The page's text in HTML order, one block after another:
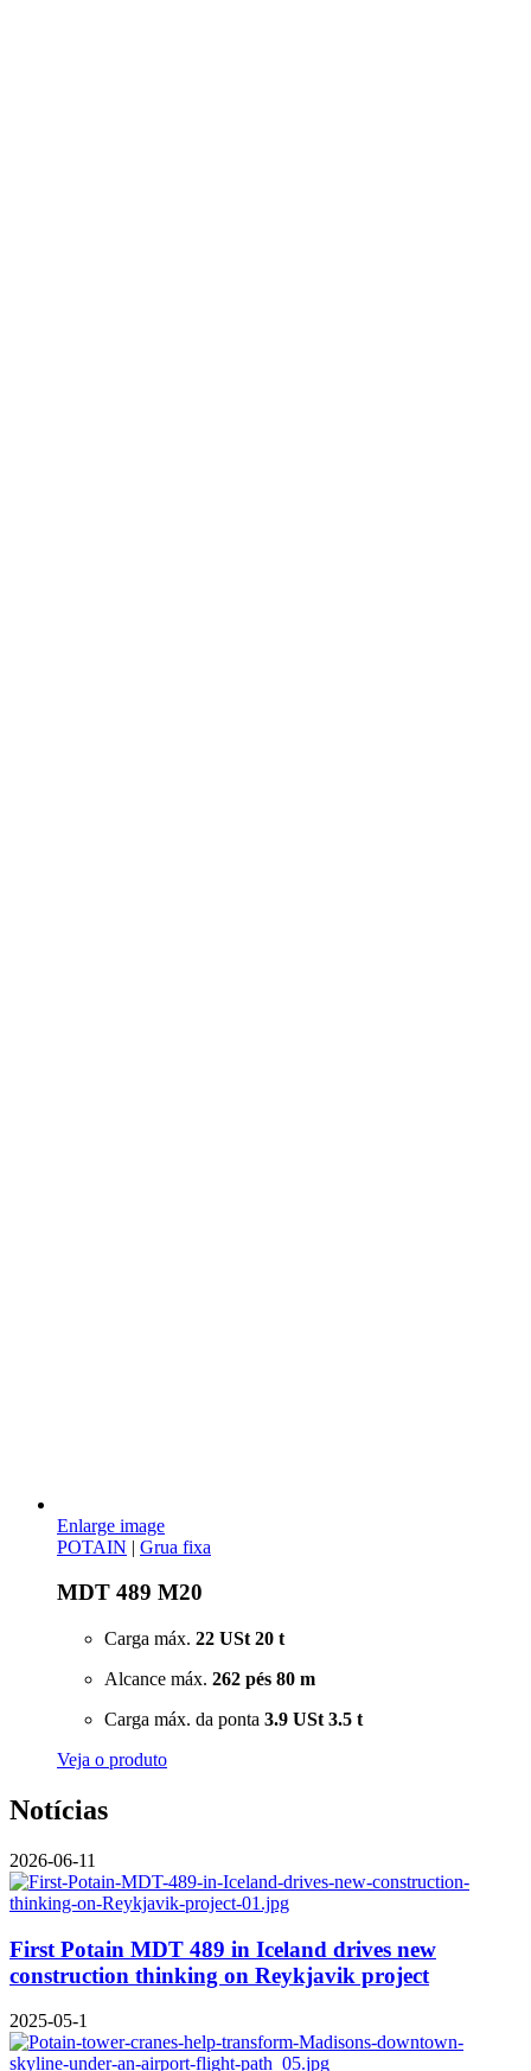
Enlarge image
POTAIN | Grua fixa
MDT 489 M20
Carga máx. 22 USt 20 t
Alcance máx. 262 pés 80 m
Carga máx. da ponta 3.9 USt 3.5 t
Veja o produto
Notícias
2026-06-11
First Potain MDT 489 in Iceland drives new
construction thinking on Reykjavik project
2025-05-1